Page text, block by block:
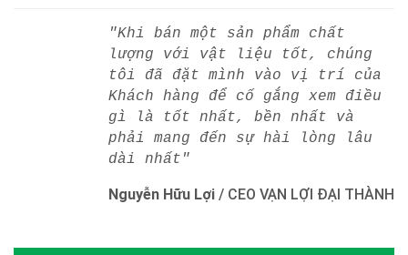
"Khi bán một sản phẩm chất
lượng với vật liệu tốt, chúng
tôi đã đặt mình vào vị trí của
Khách hàng để cố gắng xem điều
gì là tốt nhất, bền nhất và
phải mang đến sự hài lòng lâu
dài nhất"
Nguyễn Hữu Lợi / CEO VẠN LỢI ĐẠI THÀNH